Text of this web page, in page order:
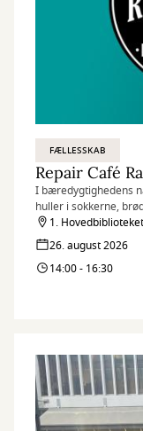
FÆLLESSKAB
Repair Café
I bæredygtighedens
huller i sokkerne,
bordflagstangen
1. Hovedbiblioteket
26. august 2026
14:00 - 16:30